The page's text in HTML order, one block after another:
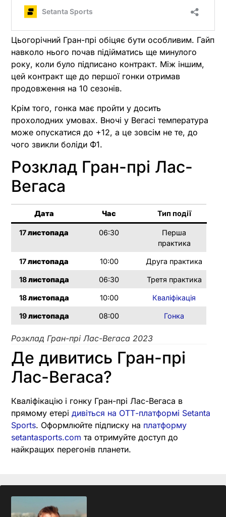
Цьогорічний Гран-прі обіцяє бути особливим. Гайп
навколо нього почав підійматись ще минулого
року, коли було підписано контракт. Між іншим,
цей контракт ще до першої гонки отримав
продовження на 10 сезонів.
Крім того, гонка має пройти у досить
прохолодних умовах. Вночі у Вегасі температура
може опускатися до +12, а це зовсім не те, до
чого звикли боліди Ф1.
Розклад Гран-прі Лас-
Вегаса
Дата Час Тип події
17листопада 06:30
Перша
практика
17листопада 10:00 Друга практика
18листопада 06:30 Третя практика
18листопада 10:00 Кваліфікація
19листопада 08:00 Гонка
Розклад Гран-прі Лас-Вегаса 2023
Де дивитись Гран-прі
Лас-Вегаса?
Кваліфікацію і гонку Гран-прі Лас-Вегаса в
прямому етері дивіться на ОТТ-платформі Setanta
Sports. Оформлюйте підписку на платформу
setantasports.com та отримуйте доступ до
найкращих перегонів планети.